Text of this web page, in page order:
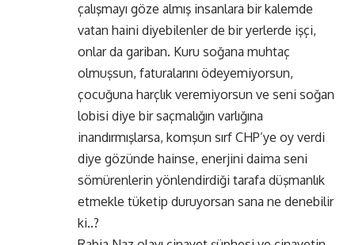
çalışmayı göze almış insanlara bir kalemde
vatan haini diyebilenler de bir yerlerde işçi,
onlar da gariban. Kuru soğana muhtaç
olmuşsun, faturalarını ödeyemiyorsun,
çocuğuna harçlık veremiyorsun ve seni soğan
lobisi diye bir saçmalığın varlığına
inandırmışlarsa, komşun sırf CHP’ye oy verdi
diye gözünde hainse, enerjini daima seni
sömürenlerin yönlendirdiği tarafa düşmanlık
etmekle tüketip duruyorsan sana ne denebilir
ki..?